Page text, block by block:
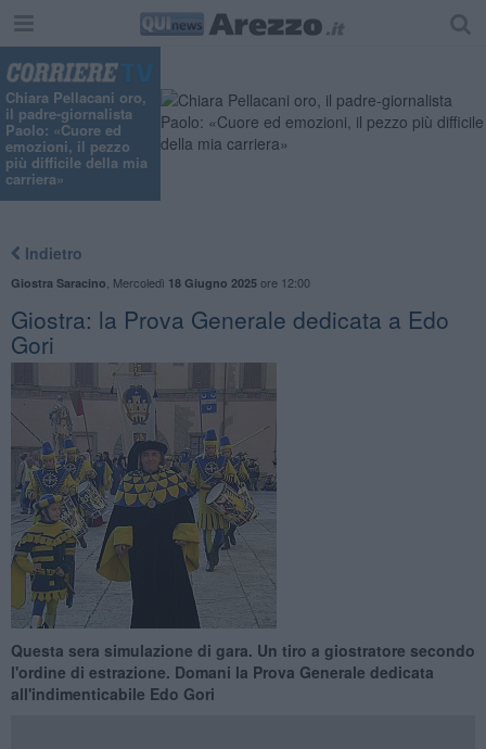
Chiara Pellacani oro,
il padre-giornalista
Paolo: «Cuore ed
emozioni, il pezzo
più difficile della mia
carriera»
Indietro
Giostra Saracino Mercoledì 18 Giugno 2025ore 12:00
Giostra: la Prova Generale dedicata a Edo
Gori
Questa sera simulazione di gara. Un tiro a giostratore secondo
l'ordine di estrazione. Domani la Prova Generale dedicata
all'indimenticabile Edo Gori